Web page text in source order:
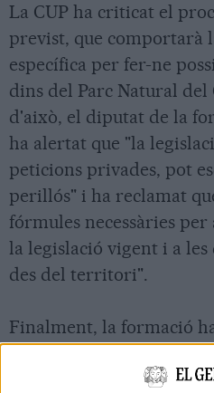
La CUP ha criticat el
previst, que comportarà
específica per fer-ne
dins del Parc Natural del
d'això, el diputat de la
ha alertat que "la
peticions privades, pot
perillós" i ha reclamat
fórmules necessàries
la legislació vigent i a
des del territori".
Finalment, la formació
socialitzar el projecte i